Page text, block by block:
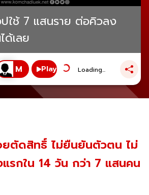
ใช้ 7 แสนราย ต่อคิวลง
ด้เลย
Play Loading...
ยตัดสิทธิ์ ไม่ยืนยันตัวตน ไม่
รกใน 14 วัน กว่า 7 แสนคน